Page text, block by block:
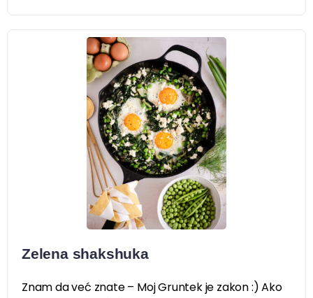
Zelena shakshuka
Znam da već znate – Moj Gruntek je zakon :) Ako